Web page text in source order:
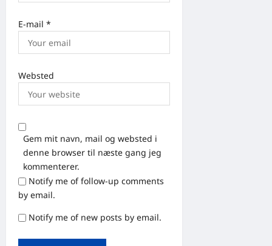
E-mail *
Websted
Gem mit navn, mail og websted i
denne browser til næste gang jeg
kommenterer.
Notify me of follow-up comments
by email.
Notify me of new posts by email.